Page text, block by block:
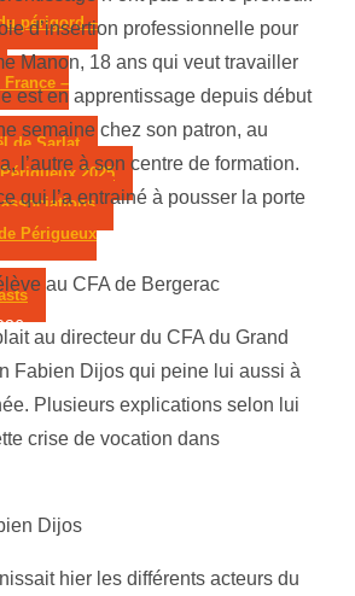
périgord –
–
de Sarlat
2025
Périgueux
d’insertion professionnelle pour
Manon, 18 ans qui veut travailler
est en apprentissage depuis début
semaine chez son patron, au
l’autre à son centre de formation.
qui l’a entrainé à pousser la porte
au CFA de Bergerac
au directeur du CFA du Grand
Fabien Dijos qui peine lui aussi à
Plusieurs explications selon lui
crise de vocation dans
Dijos
hier les différents acteurs du